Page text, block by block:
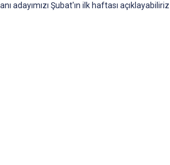
adayımızı Şubat'ın ilk haftası açıklayabiliriz